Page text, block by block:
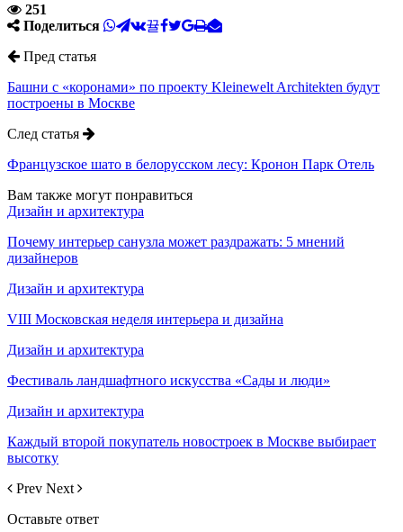
251
Поделиться
Пред статья
Башни с «коронами» по проекту Kleinewelt Architekten будут
построены в Москве
След статья
Французское шато в белорусском лесу: Кронон Парк Отель
Вам также могут понравиться
Дизайн и архитектура
Почему интерьер санузла может раздражать: 5 мнений
дизайнеров
Дизайн и архитектура
VIII Московская неделя интерьера и дизайна
Дизайн и архитектура
Фестиваль ландшафтного искусства «Сады и люди»
Дизайн и архитектура
Каждый второй покупатель новостроек в Москве выбирает
высотку
Prev Next
Оставьте ответ